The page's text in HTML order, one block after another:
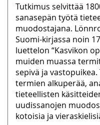
Tutkimus selvittää
sanasepän työtä
muodostajana.
Suomi-kirjassa noin
luettelon “Kasvikon
muiden muassa
sepivä ja
termien alkuperää,
tieteellisten
uudissanojen
kotoisia ja